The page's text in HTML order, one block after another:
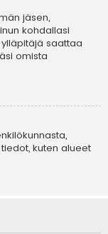
jäsen,
kohdallasi
saattaa
omista
kuten alueet